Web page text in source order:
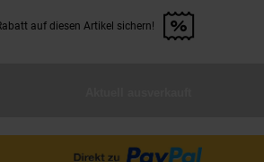
"15€ Rabatt auf diesen Artikel sichern!" anwenden
auf diesen Artikel sichern!